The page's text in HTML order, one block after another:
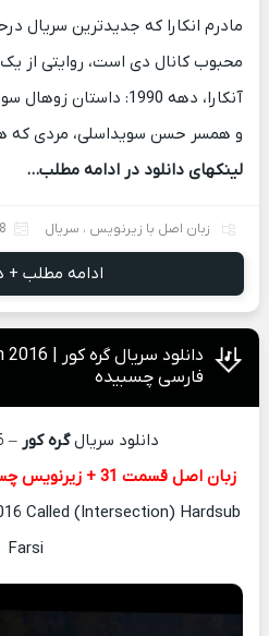
محبوب کانال دی است، روایتی از
آنکارا، دهه 1990:
و همسر حسن سویداسلی، مردی که
لینکهای دانلود در ادامه مطلب…
زبان اصل با زیرنویس ، سریال 28
ادامه مطلب +
فارسی چسبیده
دانلود سریالگره کور – Kördüğüm 2016
زبان اصل قسمت 31 + زیرنویس چسبیده قسمت 31 اضافه شد.
Called (Intersection) Hardsub
Farsi